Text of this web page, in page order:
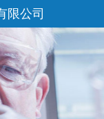
限公司